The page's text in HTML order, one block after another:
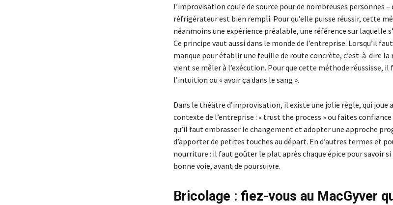
l’improvisation coule de source pour de nombreuses personnes –
réfrigérateur est bien rempli. Pour qu’elle puisse réussir, cette
néanmoins une expérience préalable, une référence sur laquelle
Ce principe vaut aussi dans le monde de l’entreprise. Lorsqu’il
manque pour établir une feuille de route concrète, c’est-à-dire
vient se mêler à l’exécution. Pour que cette méthode réussisse, il
l’intuition ou « avoir ça dans le sang ».
Dans le théâtre d’improvisation, il existe une jolie règle, qui joue
contexte de l’entreprise : « trust the process » ou faites confiance
qu’il faut embrasser le changement et adopter une approche
d’apporter de petites touches au départ. En d’autres termes et
nourriture : il faut goûter le plat après chaque épice pour savoir si
bonne voie, avant de poursuivre.
Bricolage : fiez-vous au MacGyver